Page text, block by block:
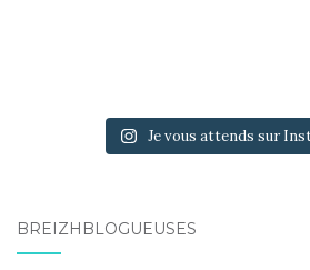
Je vous attends sur
BREIZHBLOGUEUSES